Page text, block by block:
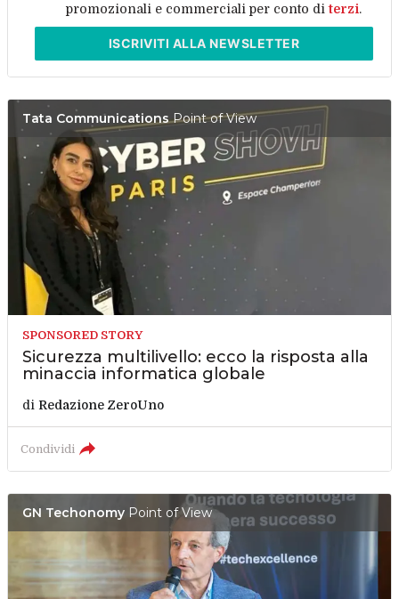
promozionali e commerciali per conto diterzi.
ISCRIVITI ALLA NEWSLETTER
Tata CommunicationsPoint of View
SPONSORED STORY
Sicurezza multilivello: ecco la risposta alla
minaccia informatica globale
di Redazione ZeroUno
Condividi
GN TechonomyPoint of View